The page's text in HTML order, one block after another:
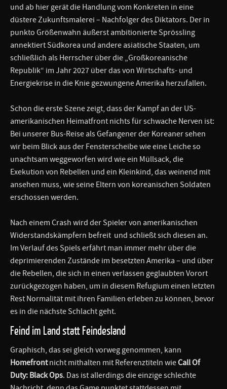
und ab hier gerät die Handlung vom Konkreten in eine
düstere Zukunftsmalerei – Nachfolger des Diktators. Der in
punkto Größenwahn äußerst ambitionierte Sprössling
annektiert Südkorea und andere asiatische Staaten, um
schließlich als Herrscher über die „Großkoreanische
Republik“ im Jahr 2027 über das von Wirtschafts- und
Energiekrise in die Knie gezwungene Amerika herzufallen.
Schon die erste Szene zeigt, dass der Kampf an der US-
amerikanischen Heimatfront nichts für schwache Nerven ist:
Bei unserer Bus-Reise als Gefangener der Koreaner sehen
wir beim Blick aus der Fensterscheibe wie eine Leiche so
unachtsam weggeworfen wird wie ein Müllsack, die
Exekution von Rebellen und ein Kleinkind, das weinend mit
ansehen muss, wie seine Eltern von koreanischen Soldaten
erschossen werden.
Nach einem Crash wird der Spieler von amerikanischen
Widerstandskämpfern befreit und schließt sich diesen an.
Im Verlauf des Spiels erfährt man immer mehr über die
deprimierenden Zustände im besetzten Amerika – und über
die Rebellen, die sich in einen verlassen geglaubten Vorort
zurückgezogen haben, um in diesem Refugium einen letzten
Rest Normalität mit ihren Familien erleben zu können, bevor
es in die nächste Schlacht geht.
Feind im Land statt Feindesland
Graphisch, das sei gleich vorweg genommen, kann
Homefrontnicht mithalten mit Referenztiteln wieCall Of
Duty: Black Ops. Das ist allerdings die einzige schlechte